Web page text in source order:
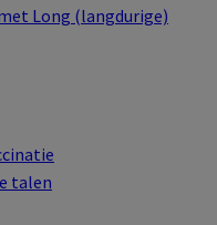
Long (langdurige)
talen